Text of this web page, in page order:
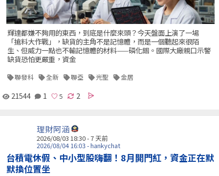
輝達都嫌不夠用的東西，到底是什麼來頭？今天盤面上演了一場
「搶料大作戰」，缺貨的主角不是記憶體，而是一個聽起來很陌
生、但威力一點也不輸記憶體的材料——磷化銦。國際大廠親口示警
缺貨恐怕更嚴重，資金
聯發科 全新 聯亞 光聖 金居
21544 1 2
理財阿涵
2026/08/03 18:30 - 7 天前
2026/08/04 16:03 - hankychat
台積電休假、中小型股嗨翻！8月開門紅，資金正在默
默換位置坐